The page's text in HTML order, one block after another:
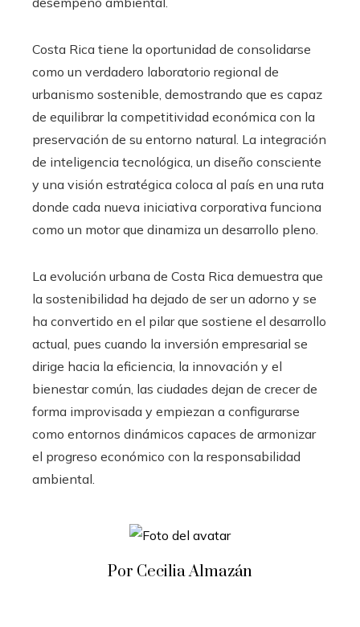
Costa Rica tiene la oportunidad de consolidarse
como un verdadero laboratorio regional de
urbanismo sostenible, demostrando que es capaz
de equilibrar la competitividad económica con la
preservación de su entorno natural. La integración
de inteligencia tecnológica, un diseño consciente
y una visión estratégica coloca al país en una ruta
donde cada nueva iniciativa corporativa funciona
como un motor que dinamiza un desarrollo pleno.
La evolución urbana de Costa Rica demuestra que
la sostenibilidad ha dejado de ser un adorno y se
ha convertido en el pilar que sostiene el desarrollo
actual, pues cuando la inversión empresarial se
dirige hacia la eficiencia, la innovación y el
bienestar común, las ciudades dejan de crecer de
forma improvisada y empiezan a configurarse
como entornos dinámicos capaces de armonizar
el progreso económico con la responsabilidad
ambiental.
Por Cecilia Almazán